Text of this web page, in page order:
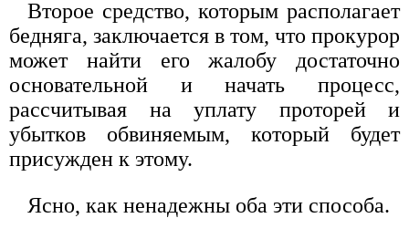
Второе средство, которым располагает
бедняга, заключается в том, что прокурор
может найти его жалобу достаточно
основательной и начать процесс,
рассчитывая на уплату проторей и
убытков обвиняемым, который будет
присужден к этому.
Ясно, как ненадежны оба эти способа.